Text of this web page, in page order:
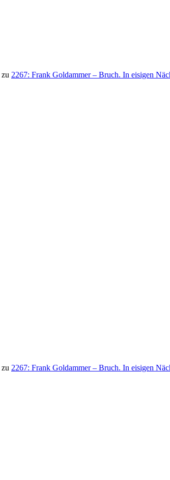
zu 2267: Frank Goldammer – Bruch. In eisigen
zu 2267: Frank Goldammer – Bruch. In eisigen